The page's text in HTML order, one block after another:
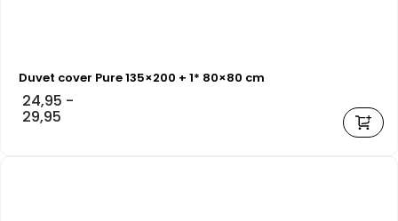
Duvet cover Pure 135×200 + 1* 80×80 cm
24,95 -
29,95